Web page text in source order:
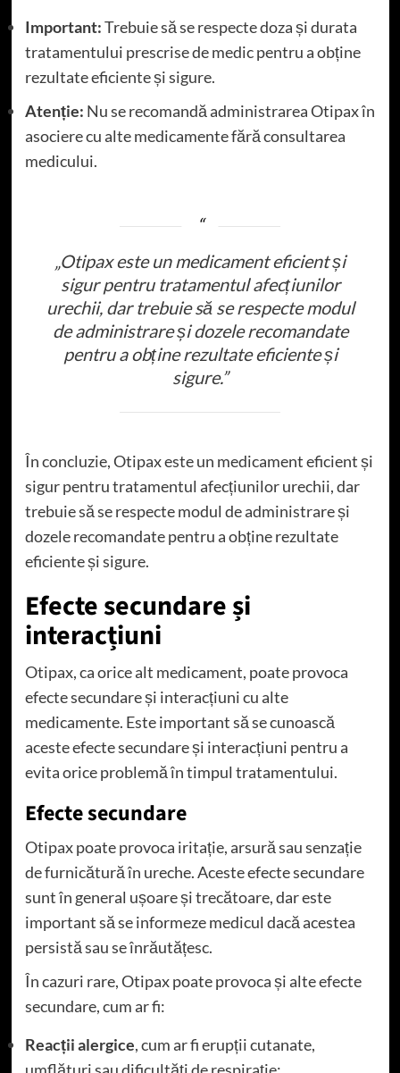
Important:Trebuie să se respecte doza și durata
tratamentului prescrise de medic pentru a obține
rezultate eficiente și sigure.
Atenție: Nu se recomandă administrarea Otipax în
asociere cu alte medicamente fără consultarea
medicului.
„Otipax este un medicament eficient și
sigur pentru tratamentul afecțiunilor
urechii, dar trebuie să se respecte modul
de administrare și dozele recomandate
pentru a obține rezultate eficiente și
sigure.”
În concluzie, Otipax este un medicament eficient și
sigur pentru tratamentul afecțiunilor urechii, dar
trebuie să se respecte modul de administrare și
dozele recomandate pentru a obține rezultate
eficiente și sigure.
Efecte secundare și
interacțiuni
Otipax, ca orice alt medicament, poate provoca
efecte secundare și interacțiuni cu alte
medicamente. Este important să se cunoască
aceste efecte secundare și interacțiuni pentru a
evita orice problemă în timpul tratamentului.
Efecte secundare
Otipax poate provoca iritație, arsură sau senzație
de furnicătură în ureche. Aceste efecte secundare
sunt în general ușoare și trecătoare, dar este
important să se informeze medicul dacă acestea
persistă sau se înrăutățesc.
În cazuri rare, Otipax poate provoca și alte efecte
secundare, cum ar fi:
Reacții alergice, cum ar fi erupții cutanate,